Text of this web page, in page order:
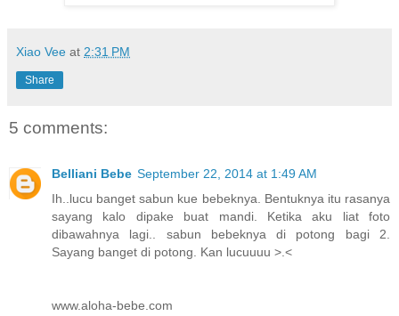
Xiao Vee at 2:31 PM
Share
5 comments:
Belliani Bebe September 22, 2014 at 1:49 AM
Ih..lucu banget sabun kue bebeknya. Bentuknya itu rasanya
sayang kalo dipake buat mandi. Ketika aku liat foto
dibawahnya lagi.. sabun bebeknya di potong bagi 2.
Sayang banget di potong. Kan lucuuuu >.<
www.aloha-bebe.com